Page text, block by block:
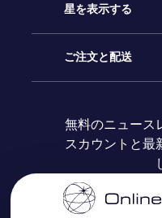
お問い合わせ
ブログ
レビュー
Online Starギフト
OSRギフトパック
OSR ギフトカード
法人ギフト
星を表示する
星の登録
カスタマイズされ
One Million Stars
ご注文と配送
お支払いに関する
配送に関する情報
無料のニュース
スカウントと最